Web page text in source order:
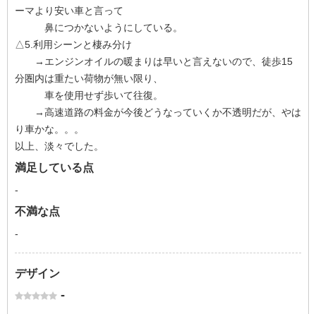
ーマより安い車と言って
鼻につかないようにしている。
△5.利用シーンと棲み分け
→エンジンオイルの暖まりは早いと言えないので、徒歩15
分圏内は重たい荷物が無い限り、
車を使用せず歩いて往復。
→高速道路の料金が今後どうなっていくか不透明だが、やは
り車かな。。。
以上、淡々でした。
満足している点
-
不満な点
-
デザイン
-